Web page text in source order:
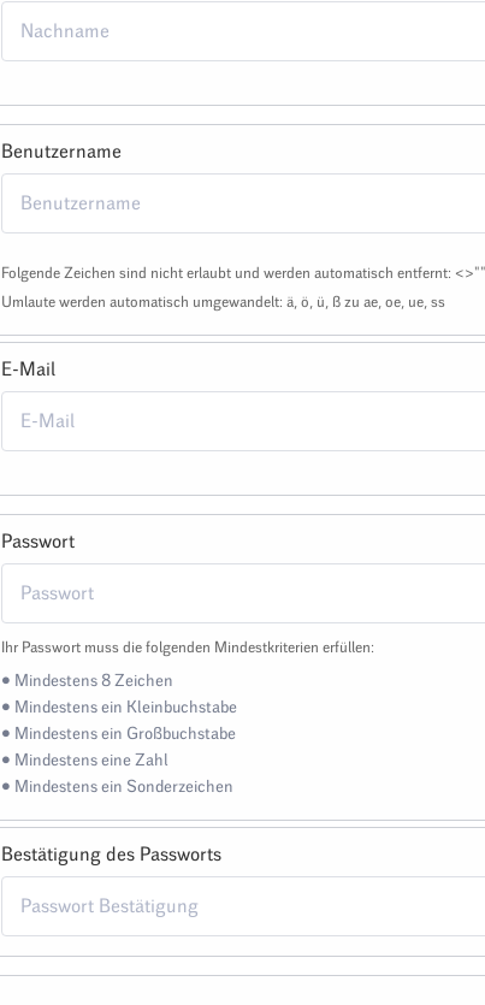
Benutzername
Folgende Zeichen sind nicht erlaubt und werden automatisch entfernt:
Umlaute werden automatisch umgewandelt: ä, ö, ü, ß zu ae, oe, ue, ss
E-Mail
Passwort
Ihr Passwort muss die folgenden Mindestkriterien erfüllen:
• Mindestens 8 Zeichen
• Mindestens ein Kleinbuchstabe
• Mindestens ein Großbuchstabe
• Mindestens eine Zahl
• Mindestens ein Sonderzeichen
Bestätigung des Passworts